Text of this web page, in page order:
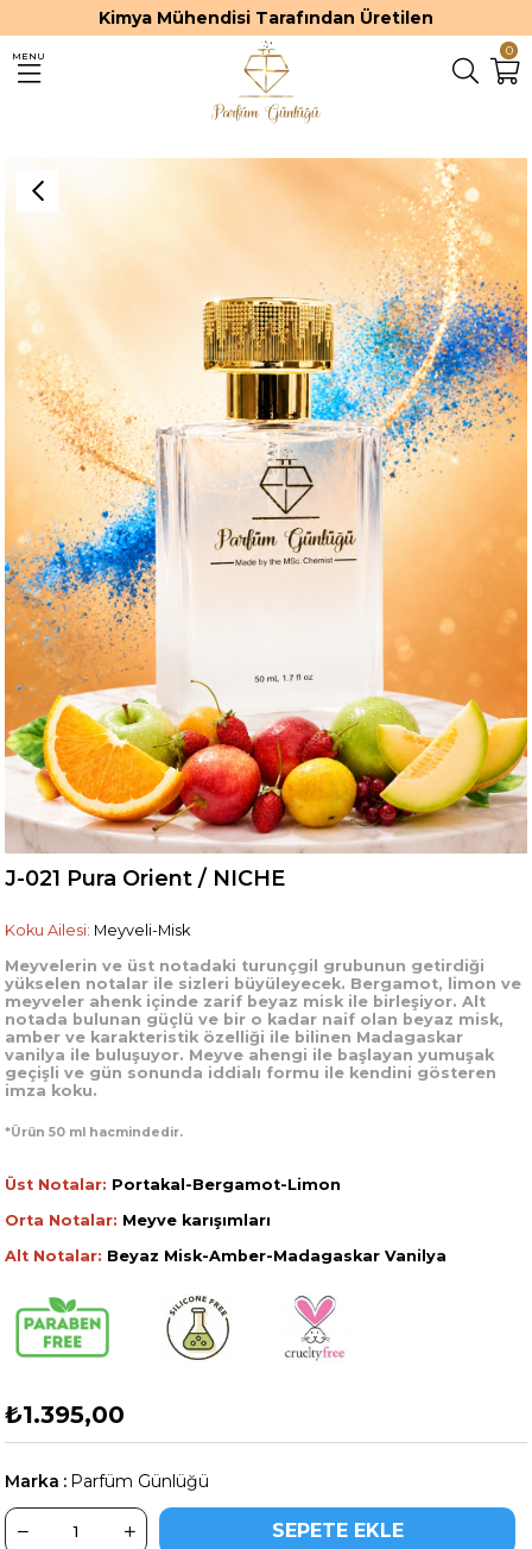
Kimya Mühendisi Tarafından Üretilen
0
MENU
J-021 Pura Orient / NICHE
Koku Ailesi: Meyveli-Misk
Meyvelerin ve üst notadaki turunçgil grubunun getirdiği
yükselen notalar ile sizleri büyüleyecek. Bergamot, limon ve
meyveler ahenk içinde zarif beyaz misk ile birleşiyor. Alt
notada bulunan güçlü ve bir o kadar naif olan beyaz misk,
amber ve karakteristik özelliği ile bilinen Madagaskar
vanilya ile buluşuyor. Meyve ahengi ile başlayan yumuşak
geçişli ve gün sonunda iddialı formu ile kendini gösteren
imza koku.
*Ürün 50 ml hacmindedir.
Üst Notalar: Portakal-Bergamot-Limon
Orta Notalar: Meyve karışımları
Alt Notalar: Beyaz Misk-Amber-Madagaskar Vanilya
₺1.395,00
Marka : Parfüm Günlüğü